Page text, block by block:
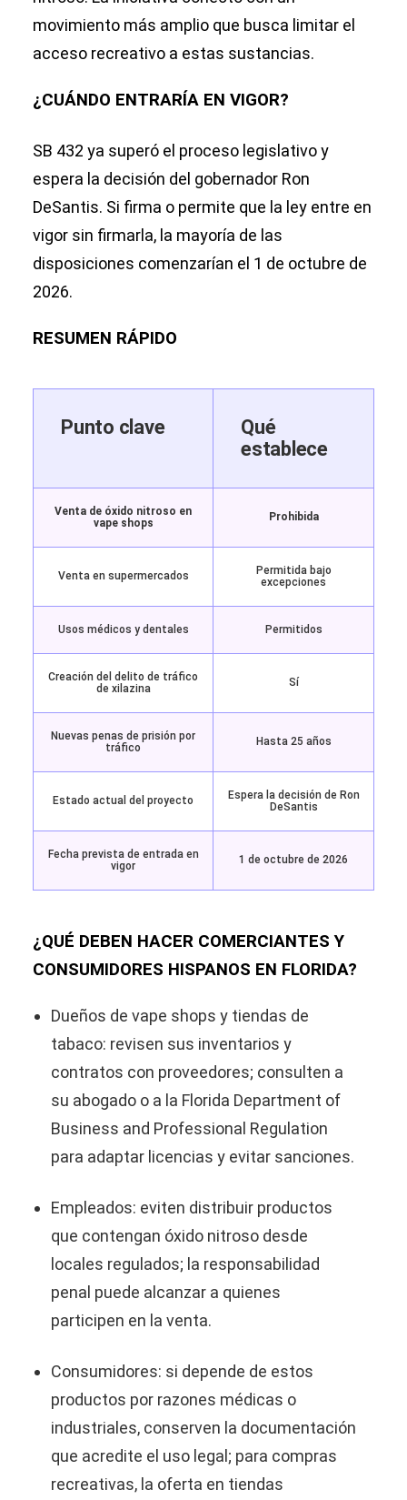
movimiento más amplio que busca limitar el
acceso recreativo a estas sustancias.
¿CUÁNDO ENTRARÍA EN VIGOR?
SB 432 ya superó el proceso legislativo y
espera la decisión del gobernador Ron
DeSantis. Si firma o permite que la ley entre en
vigor sin firmarla, la mayoría de las
disposiciones comenzarían el 1 de octubre de
2026.
RESUMEN RÁPIDO
Punto clave
Qué
establece
Venta de óxido nitroso en
vape shops
Prohibida
Venta en supermercados
Permitida bajo
excepciones
Usos médicos y dentales Permitidos
Creación del delito de tráfico
de xilazina
Sí
Nuevas penas de prisión por
tráfico
Hasta 25 años
Estado actual del proyecto
Espera la decisión de Ron
DeSantis
Fecha prevista de entrada en
vigor
1 de octubre de 2026
¿QUÉ DEBEN HACER COMERCIANTES Y
CONSUMIDORES HISPANOS EN FLORIDA?
Dueños de vape shops y tiendas de
tabaco: revisen sus inventarios y
contratos con proveedores; consulten a
su abogado o a la Florida Department of
Business and Professional Regulation
para adaptar licencias y evitar sanciones.
Empleados: eviten distribuir productos
que contengan óxido nitroso desde
locales regulados; la responsabilidad
penal puede alcanzar a quienes
participen en la venta.
Consumidores: si depende de estos
productos por razones médicas o
industriales, conserven la documentación
que acredite el uso legal; para compras
recreativas, la oferta en tiendas